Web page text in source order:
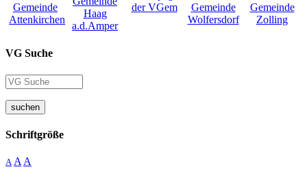
VG Suche
suchen
Schriftgröße
A A A